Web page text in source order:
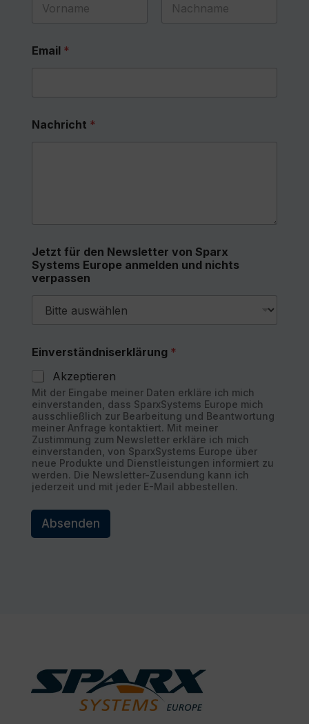
Email *
Nachricht *
Jetzt für den Newsletter von Sparx
Systems Europe anmelden und nichts
verpassen
Einverständniserklärung *
Akzeptieren
Mit der Eingabe meiner Daten erkläre ich mich
einverstanden, dass SparxSystems Europe mich
ausschließlich zur Bearbeitung und Beantwortung
meiner Anfrage kontaktiert. Mit meiner
Zustimmung zum Newsletter erkläre ich mich
einverstanden, von SparxSystems Europe über
neue Produkte und Dienstleistungen informiert zu
werden. Die Newsletter-Zusendung kann ich
jederzeit und mit jeder E-Mail abbestellen.
Absenden